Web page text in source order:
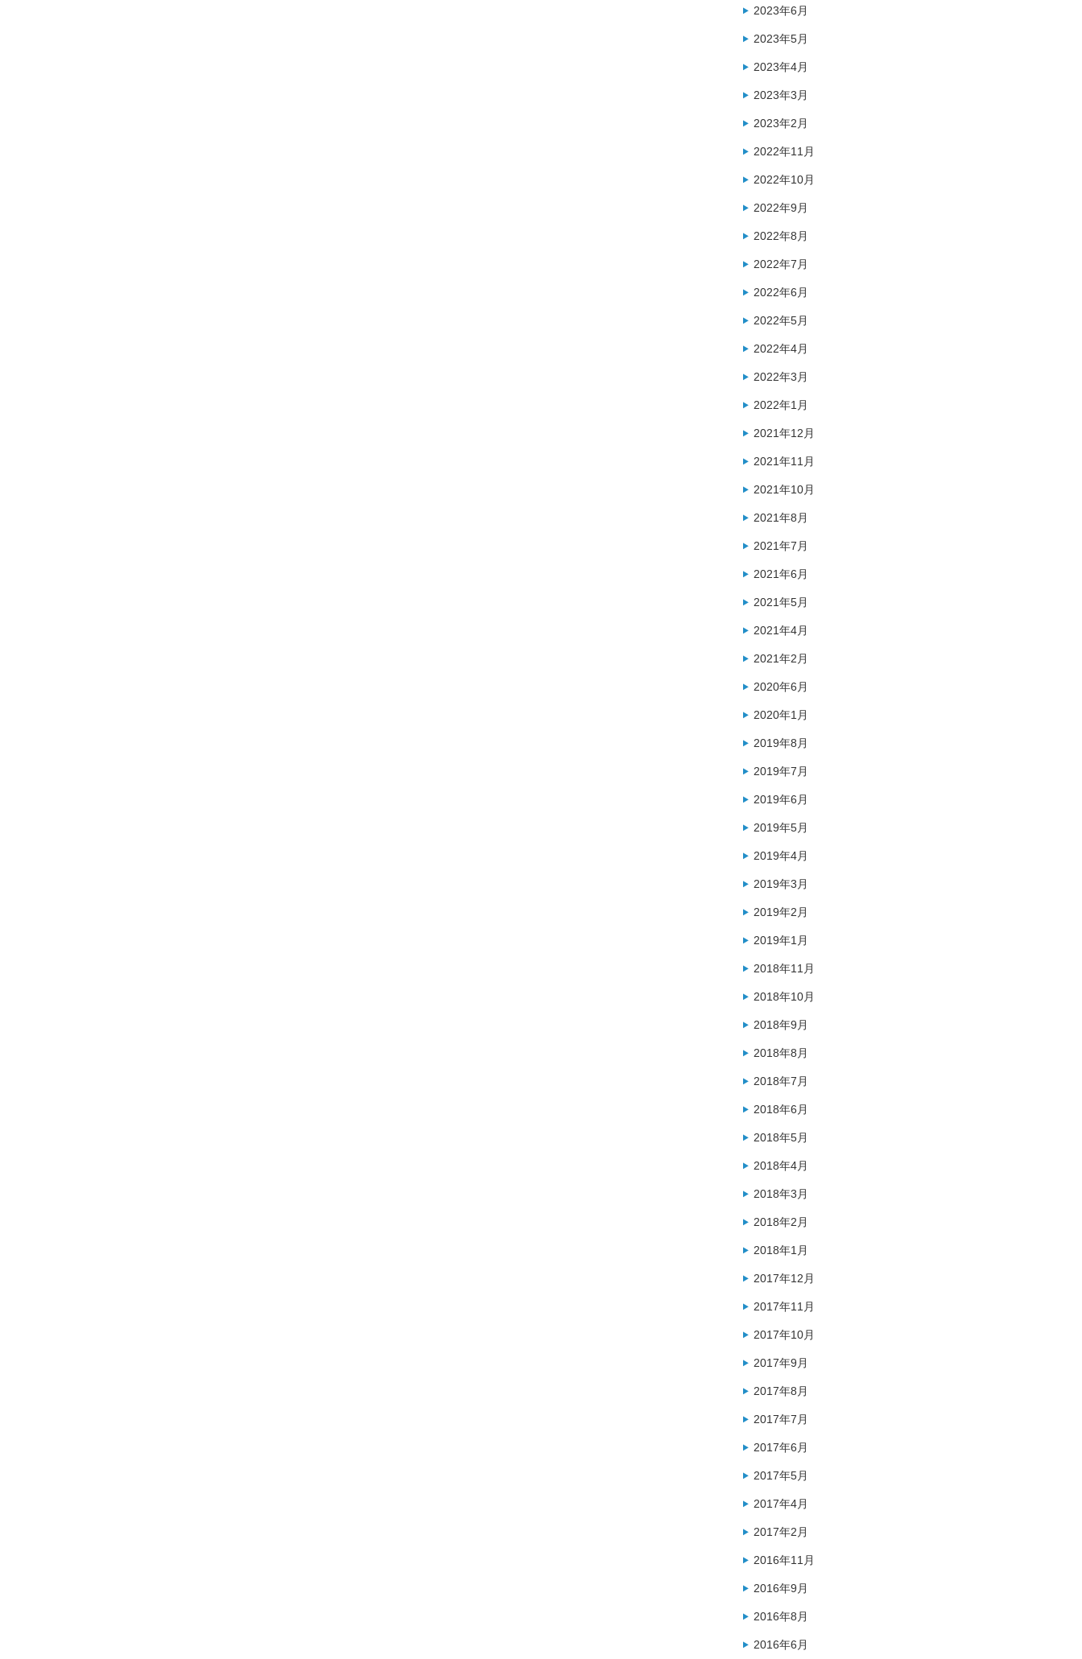
2023年6月
2023年5月
2023年4月
2023年3月
2023年2月
2022年11月
2022年10月
2022年9月
2022年8月
2022年7月
2022年6月
2022年5月
2022年4月
2022年3月
2022年1月
2021年12月
2021年11月
2021年10月
2021年8月
2021年7月
2021年6月
2021年5月
2021年4月
2021年2月
2020年6月
2020年1月
2019年8月
2019年7月
2019年6月
2019年5月
2019年4月
2019年3月
2019年2月
2019年1月
2018年11月
2018年10月
2018年9月
2018年8月
2018年7月
2018年6月
2018年5月
2018年4月
2018年3月
2018年2月
2018年1月
2017年12月
2017年11月
2017年10月
2017年9月
2017年8月
2017年7月
2017年6月
2017年5月
2017年4月
2017年2月
2016年11月
2016年9月
2016年8月
2016年6月